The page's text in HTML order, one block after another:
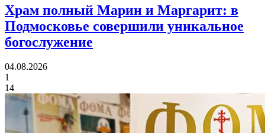
Храм полный Марин и Маргарит: в
Подмосковье совершили уникальное
богослужение
04.08.2026
1
14